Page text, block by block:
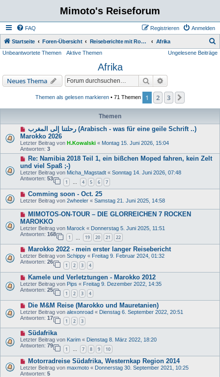
Mimoto's Reiseforum
FAQ Anmelden
Registrieren
Startseite Foren-Übersicht Reiseberichte mit Route Fotos und Film Afrika
u
Unbeantwortete Themen Aktive Themen Ungelesene Beiträge
Afrika
Neues Thema Suche
Themen als gelesen markieren • 71 Themen 1 2 3
Themen
رحلتنا إلى المغرب (Arabisch - was für eine geile Schrift ..)
Marokko 2026
Letzter Beitrag von H.Kowalski « Montag 15. Juni 2026, 15:04
Antworten: 3
Re: Namibia 2018 Teil 1, ein bißchen Moped fahren, kein Zelt
und viel Spaß ;-)
Letzter Beitrag von Micha_Magstadt « Sonntag 14. Juni 2026, 07:48
Antworten: 53
1 … 4 5 6 7
Comming soon - Oct. 25
Letzter Beitrag von 2wheeler « Samstag 21. Juni 2025, 14:58
MIMOTOS-ON-TOUR – DIE GLORREICHEN 7 ROCKEN
MAROKKO
Letzter Beitrag von Marock « Donnerstag 5. Juni 2025, 11:51
Antworten: 168
1 19 20 21 22
Marokko 2022 - mein erster langer Reisebericht
Letzter Beitrag von Schippy « Freitag 9. Februar 2024, 01:32
Antworten: 26
1 2 3 4
Kamele und Verletztungen - Marokko 2012
Letzter Beitrag von Pips « Freitag 9. Dezember 2022, 14:35
Antworten: 25
1 2 3 4
Die M&M Reise (Marokko und Mauretanien)
Letzter Beitrag von alexonroad « Dienstag 6. September 2022, 20:51
Antworten: 17
1 2 3
Südafrika
Letzter Beitrag von Karim « Dienstag 8. März 2022, 18:20
Antworten: 79
1 … 7 8 9 10
Motorradreise Südafrika, Westernkap Region 2014
Letzter Beitrag von maxmoto « Donnerstag 30. September 2021, 10:25
Antworten: 5